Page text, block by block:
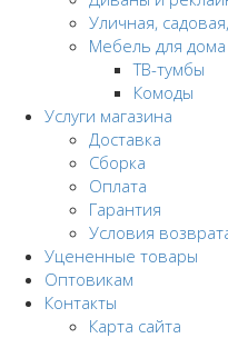
Уличная,
Мебель для дома
ТВ-тумбы
Комоды
Услуги магазина
Доставка
Сборка
Оплата
Гарантия
Условия
Уцененные товары
Оптовикам
Контакты
Карта сайта